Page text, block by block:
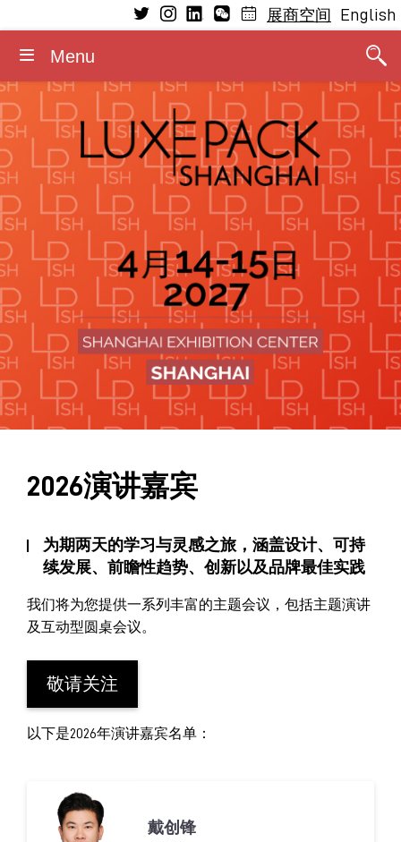
参观
展商
寻氛站
为何参观
敬请关注最新展会信息及亮点
参展
为何参展
寻氛站
展商类型
展位信息
了解 研讨会
研讨会日程
寻氛站工作坊
2026演讲嘉宾
奢侈品包装绿色革命大奖
2026顾问委员会
展中精彩活动
奢侈品包装可持续创新手册
媒体
新闻稿
2026媒体合作伙伴
照片/视频
展览标识/横幅标识
媒体合作
基本信息
开放日期及时间
入场规则
住宿
联系方式
展商空间 English
Menu
2026演讲嘉宾
为期两天的学习与灵感之旅，涵盖设计、可持
续发展、前瞻性趋势、创新以及品牌最佳实践
我们将为您提供一系列丰富的主题会议，包括主题演讲
及互动型圆桌会议。
敬请关注
以下是2026年演讲嘉宾名单：
戴创锋